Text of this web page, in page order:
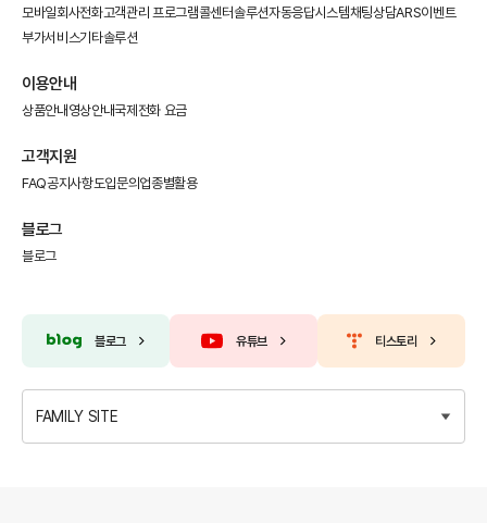
모바일회사전화고객관리 프로그램콜센터솔루션자동응답시스템채팅상담ARS이벤트
부가서비스기타솔루션
이용안내
상품안내 영상안내국제전화 요금
고객지원
FAQ공지사항도입문의 업종별활용
블로그
블로그
블로그 유튜브 티스토리
FAMILY SITE